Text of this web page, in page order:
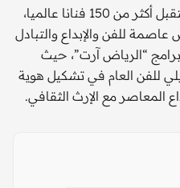
يذكر أن ملتقى طويق للنحت استقبل أكثر من 150 فنانا عالميا،
للفن والإبداع والتبادل
برامج “الرياض آرت”، حيث
للفن العام في تشكيل هوية
المعاصر مع الإرث الثقافي.